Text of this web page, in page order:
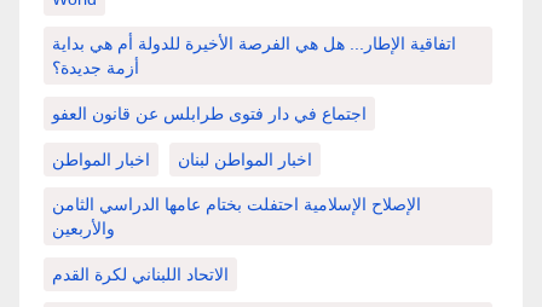
اتفاقية الإطار... هل هي الفرصة الأخيرة للدولة أم هي بداية
أزمة جديدة؟
اجتماع في دار فتوى طرابلس عن قانون العفو
اخبار المواطن اخبار المواطن لبنان
الإصلاح الإسلامية احتفلت بختام عامها الدراسي الثامن
والأربعين
الاتحاد اللبناني لكرة القدم